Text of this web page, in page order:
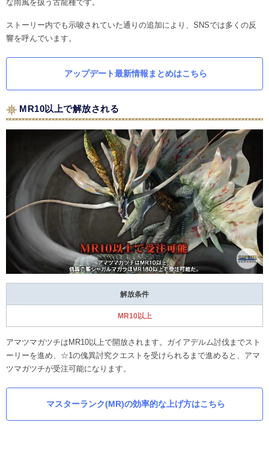
な雨風を扱う古龍種です。
ストーリー内でも示唆されていた通りの追加により、SNSでは多くの反
響を呼んでいます。
アップデート最新情報まとめはこちら
MR10以上で解放される
解放条件
MR10以上
アマツマガツチはMR10以上で開放されます。ガイアデルム討伐までスト
ーリーを進め、☆1の傀異討究クエストを受けられるまで進めると、アマ
ツマガツチが受注可能になります。
マスターランク(MR)の効率的な上げ方はこちら